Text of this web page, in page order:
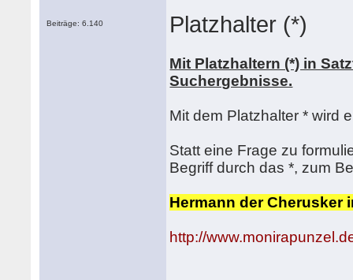
Beiträge: 6.140 Platzhalter (*)
Mit Platzhaltern (*) in
Suchergebnisse.
Mit dem Platzhalter * wird
Statt eine Frage zu
Begriff durch das *, zum
Hermann der Cherusker
http://